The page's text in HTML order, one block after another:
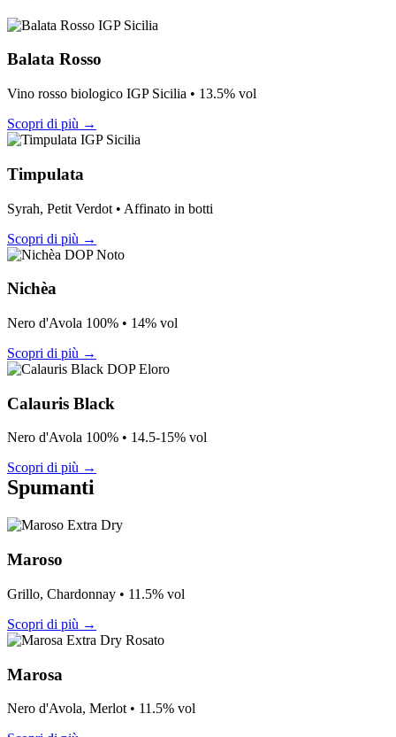
IGP Sicilia
Balata Rosso
Vino rosso biologico IGP Sicilia • 13.5% vol
Scopri di più →
IGP Sicilia
Timpulata
Syrah, Petit Verdot • Affinato in botti
Scopri di più →
DOP Noto
Nichèa
Nero d'Avola 100% • 14% vol
Scopri di più →
DOP Eloro
Calauris Black
Nero d'Avola 100% • 14.5-15% vol
Scopri di più →
Spumanti
Extra Dry
Maroso
Grillo, Chardonnay • 11.5% vol
Scopri di più →
Extra Dry Rosato
Marosa
Nero d'Avola, Merlot • 11.5% vol